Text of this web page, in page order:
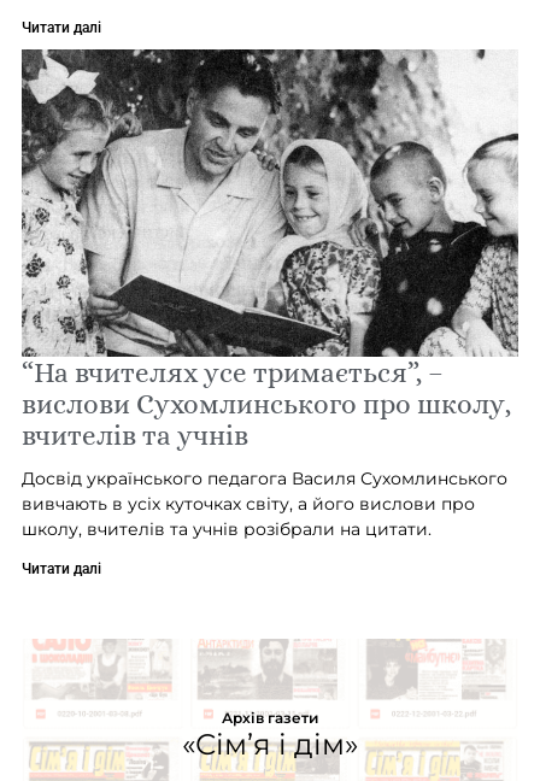
Читати далі
“На вчителях усе тримається”, –
вислови Сухомлинського про школу,
вчителів та учнів
Досвід українського педагога Василя Сухомлинського
вивчають в усіх куточках світу, а його вислови про
школу, вчителів та учнів розібрали на цитати.
Читати далі
Архів газети
«Сім’я і дім»